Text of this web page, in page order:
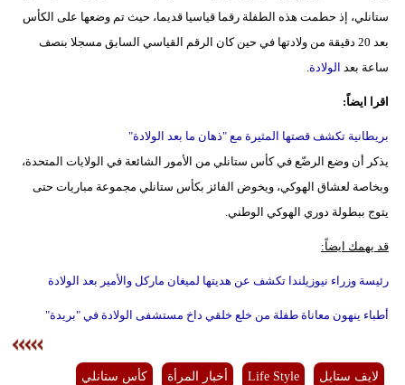
ستانلي، إذ حطمت هذه الطفلة رقما قياسيا قديما، حيث تم وضعها على الكأس
بعد 20 دقيقة من ولادتها في حين كان الرقم القياسي السابق مسجلا بنصف
ساعة بعد الولادة.
اقرا ايضاً:
بريطانية تكشف قصتها المثيرة مع "ذهان ما بعد الولادة"
يذكر أن وضع الرضّع في كأس ستانلي من الأمور الشائعة في الولايات المتحدة،
وبخاصة لعشاق الهوكي، ويخوض الفائز بكأس ستانلي مجموعة مباريات حتى
يتوج ببطولة دوري الهوكي الوطني.
قد يهمك ايضاً:
رئيسة وزراء نيوزيلندا تكشف عن هديتها لميغان ماركل والأمير بعد الولادة
أطباء ينهون معاناة طفلة من خلع خلقي داخ مستشفى الولادة في "بريدة"
لايف ستايل Life Style أخبار المرأة كأس ستانلي